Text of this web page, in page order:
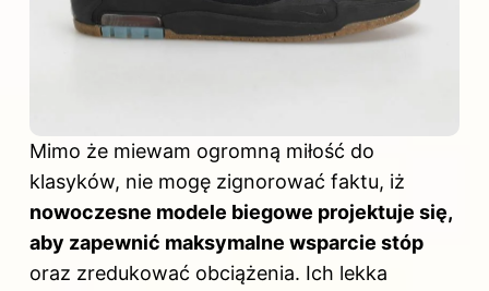
Mimo że miewam ogromną miłość do
klasyków, nie mogę zignorować faktu, iż
nowoczesne modele biegowe projektuje się,
aby zapewnić maksymalne wsparcie stóp
oraz zredukować obciążenia. Ich lekka